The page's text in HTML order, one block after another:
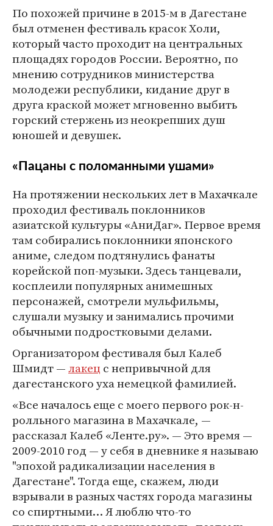
По похожей причине в 2015-м в Дагестане
был отменен фестиваль красок Холи,
который часто проходит на центральных
площадях городов России. Вероятно, по
мнению сотрудников министерства
молодежи республики, кидание друг в
друга краской может мгновенно выбить
горский стержень из неокрепших душ
юношей и девушек.
«Пацаны с поломанными ушами»
На протяжении нескольких лет в Махачкале
проходил фестиваль поклонников
азиатской культуры «АниДаг». Первое время
там собирались поклонники японского
аниме, следом подтянулись фанаты
корейской поп-музыки. Здесь танцевали,
косплеили популярных анимешных
персонажей, смотрели мульфильмы,
слушали музыку и занимались прочими
обычными подростковыми делами.
Организатором фестиваля был Калеб
Шмидт —лакец с непривычной для
дагестанского уха немецкой фамилией.
«Все началось еще с моего первого рок-н-
ролльного магазина в Махачкале, —
рассказал Калеб «Ленте.ру». — Это время —
2009-2010 год — у себя в дневнике я называю
"эпохой радикализации населения в
Дагестане". Тогда еще, скажем, люди
взрывали в разных частях города магазины
со спиртными… Я люблю что-то